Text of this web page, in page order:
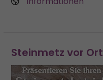
Steinmetz vor Ort